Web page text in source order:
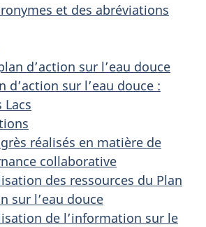
et des abréviations
d’action sur l’eau douce
d’action sur l’eau douce :
Lacs
réalisés en matière de
collaborative
des ressources du Plan
sur l’eau douce
de l’information sur le